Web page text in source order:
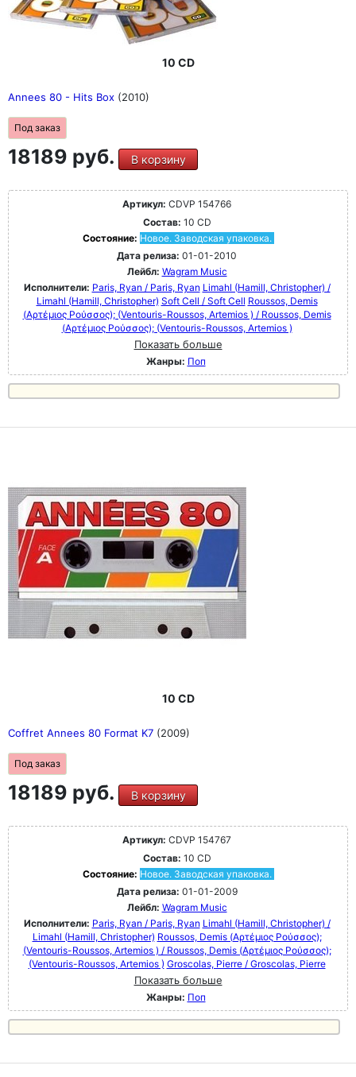
10 CD
Annees 80 - Hits Box (2010)
Под заказ
18189 руб. В корзину
Артикул: CDVP 154766
Состав: 10 CD
Состояние: Новое. Заводская упаковка.
Дата релиза: 01-01-2010
Лейбл: Wagram Music
Исполнители: Paris, Ryan / Paris, Ryan Limahl (Hamill, Christopher) /
Limahl (Hamill, Christopher) Soft Cell / Soft Cell Roussos, Demis
(Αρτέμιος Ρούσσος); (Ventouris-Roussos, Artemios ) / Roussos, Demis
(Αρτέμιος Ρούσσος); (Ventouris-Roussos, Artemios )
Показать больше
Жанры: Поп
10 CD
Coffret Annees 80 Format K7 (2009)
Под заказ
18189 руб. В корзину
Артикул: CDVP 154767
Состав: 10 CD
Состояние: Новое. Заводская упаковка.
Дата релиза: 01-01-2009
Лейбл: Wagram Music
Исполнители: Paris, Ryan / Paris, Ryan Limahl (Hamill, Christopher) /
Limahl (Hamill, Christopher) Roussos, Demis (Αρτέμιος Ρούσσος);
(Ventouris-Roussos, Artemios ) / Roussos, Demis (Αρτέμιος Ρούσσος);
(Ventouris-Roussos, Artemios ) Groscolas, Pierre / Groscolas, Pierre
Показать больше
Жанры: Поп